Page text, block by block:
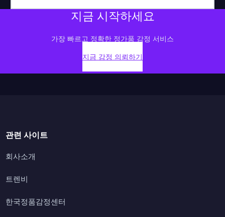
지금 시작하세요
가장 빠르고 정확한 정가품 감정 서비스
지금 감정 의뢰하기
관련 사이트
회사소개
트렌비
한국정품감정센터